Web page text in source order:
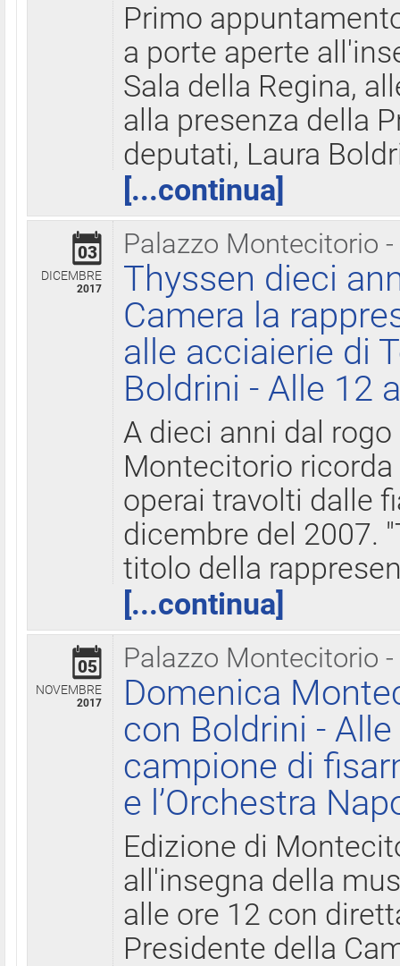
Primo
a porte aperte
Sala della Regina,
alla presenza della
deputati, Laura
[...continua]
Palazzo Montecitorio
03
DICEMBRE
2017
Thyssen dieci
Camera la
alle acciaierie di
Boldrini - Alle 12
A dieci anni dal
Montecitorio
operai travolti dalle
dicembre del 2007.
titolo della
[...continua]
Palazzo Montecitorio
05
NOVEMBRE
2017
Domenica
con Boldrini -
campione di
e l’Orchestra
Edizione di
all'insegna della
alle ore 12 con
Presidente della